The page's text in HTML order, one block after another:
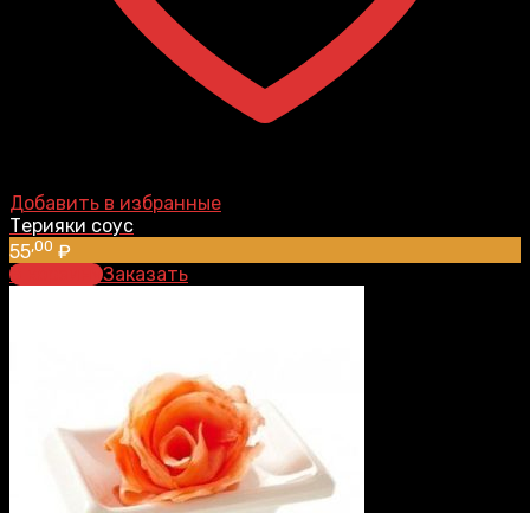
Добавить в избранные
Терияки соус
55,00 ₽
В корзинуЗаказать